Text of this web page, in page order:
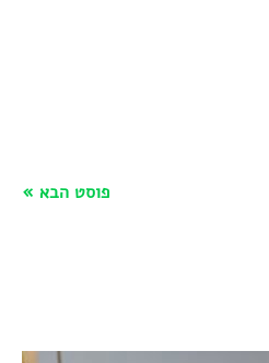
פוסט הבא »